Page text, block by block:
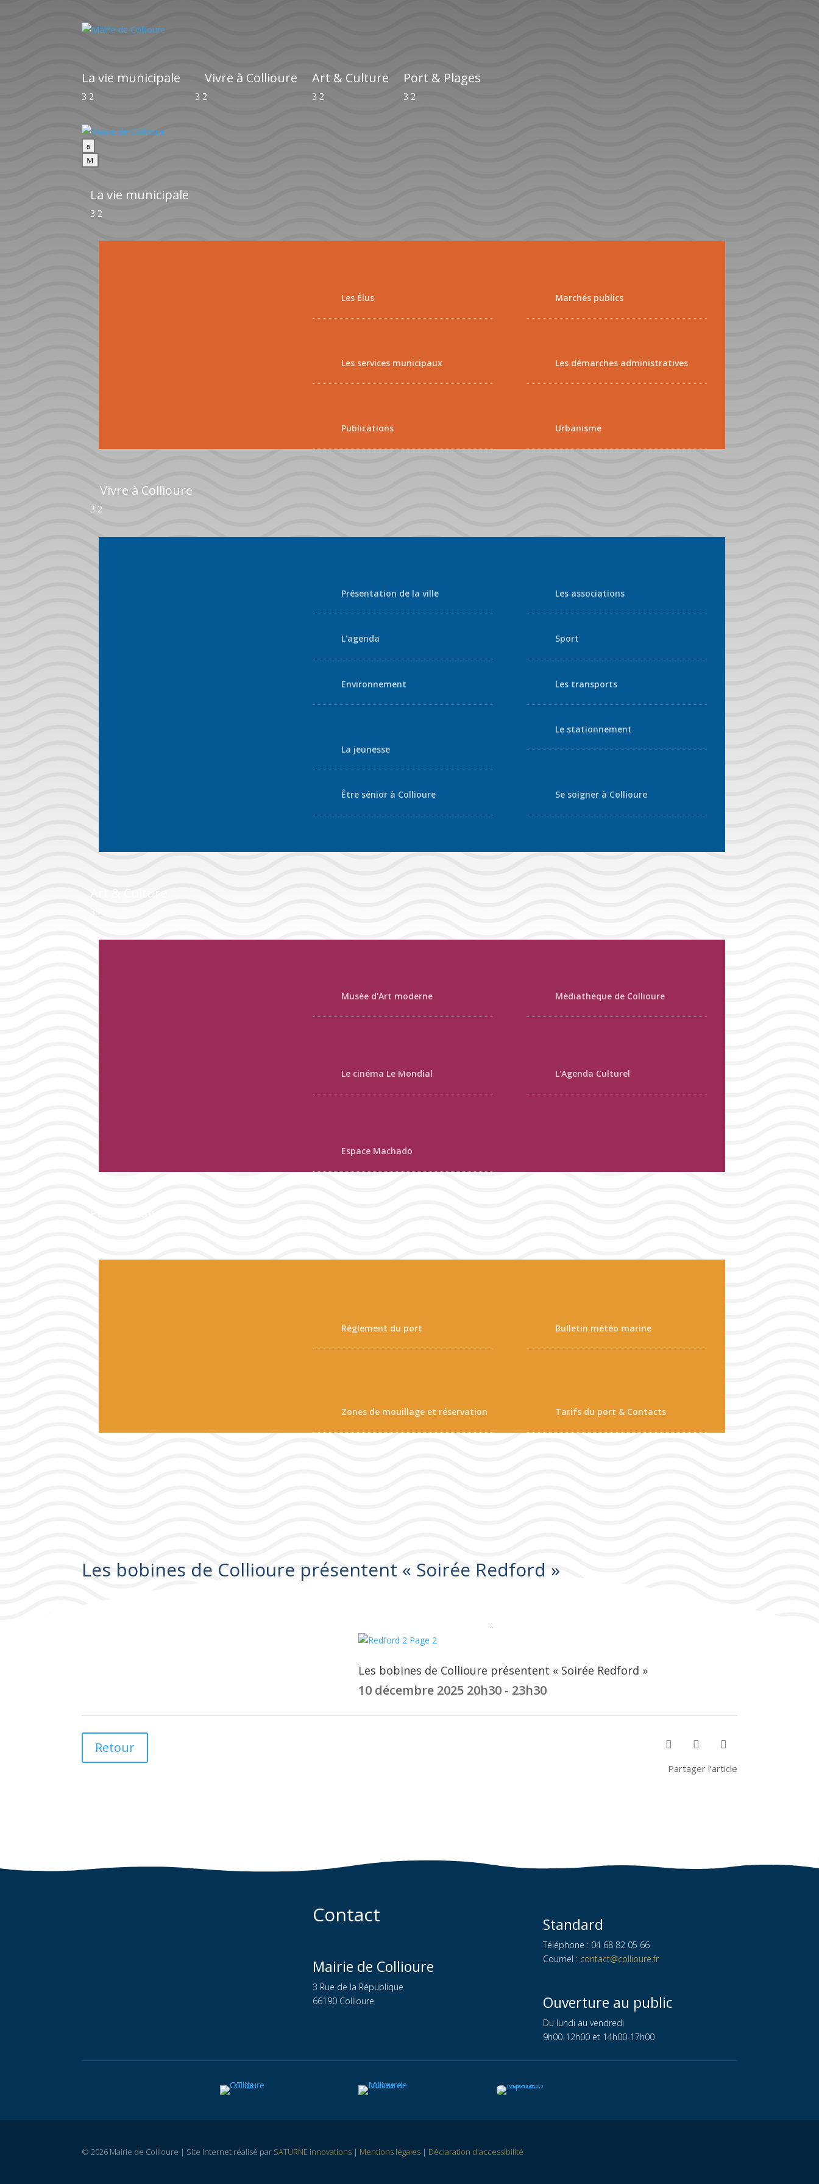
La vie municipale Vivre à Collioure Art & Culture Port & Plages
a
M
La vie municipale
Les Élus
Les services municipaux
Publications
Marchés publics
Les démarches administratives
Urbanisme
Vivre à Collioure
Présentation de la ville
L'agenda
Environnement
La jeunesse
Être sénior à Collioure
Les associations
Sport
Les transports
Le stationnement
Se soigner à Collioure
Musée d'Art moderne
Le cinéma Le Mondial
Espace Machado
Médiathèque de Collioure
L'Agenda Culturel
Règlement du port
Zones de mouillage et réservation
Bulletin météo marine
Tarifs du port & Contacts
Les bobines de Collioure présentent « Soirée Redford »
Les bobines de Collioure présentent « Soirée Redford »
10 décembre 2025 20h30 - 23h30
Retour  

Partager l’article
Contact
Mairie de Collioure
3 Rue de la République
66190 Collioure
Standard
Téléphone : 04 68 82 05 66
Courriel : contact@collioure.fr
Ouverture au public
Du lundi au vendredi
9h00-12h00 et 14h00-17h00
© 2026 Mairie de Collioure | Site Internet réalisé par SATURNE innovations | Mentions légales | Déclaration d'accessibilité